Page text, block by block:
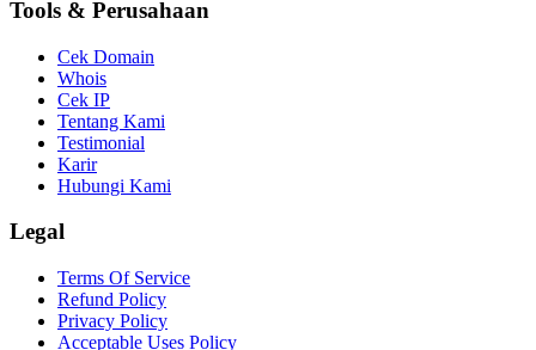
Tools & Perusahaan
Cek Domain
Whois
Cek IP
Tentang Kami
Testimonial
Karir
Hubungi Kami
Legal
Terms Of Service
Refund Policy
Privacy Policy
Acceptable Uses Policy